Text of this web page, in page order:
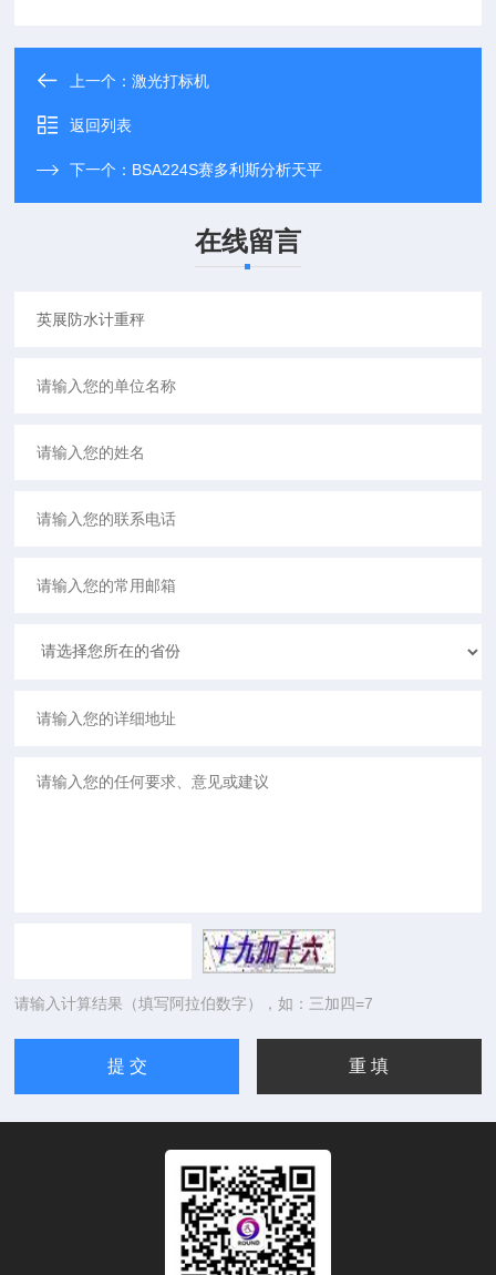
上一个：激光打标机
返回列表
下一个： BSA224S赛多利斯分析天平
在线留言
请输入计算结果（填写阿拉伯数字），如：三加四=7